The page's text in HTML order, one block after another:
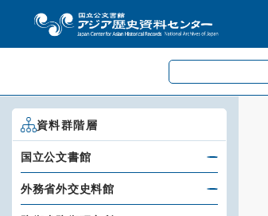
資料群階層
国立公文書館
外務省外交史料館